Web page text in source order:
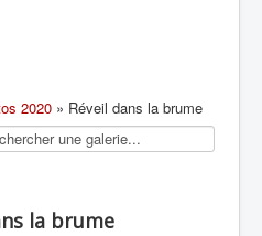
2020 » Réveil dans la brume
la brume